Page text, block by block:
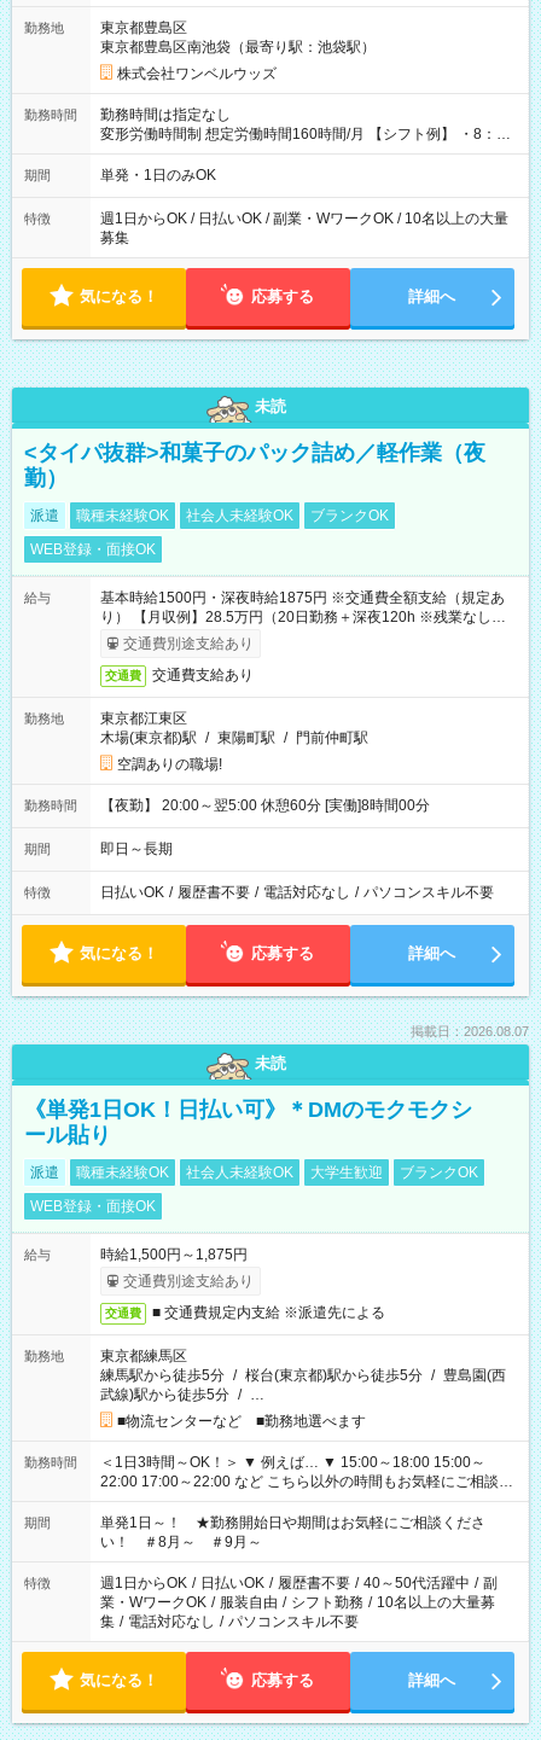
勤務地
東京都豊島区
東京都豊島区南池袋（最寄り駅：池袋駅）
株式会社ワンベルウッズ
勤務時間
勤務時間は指定なし
変形労働時間制 想定労働時間160時間/月 【シフト例】 ・8：00
～21：00
期間 単発・1日のみOK
特徴
週1日からOK / 日払いOK / 副業・WワークOK / 10名以上の大量
募集
気になる！ 応募する 詳細へ
未読
<タイパ抜群>和菓子のパック詰め／軽作業（夜
勤）
派遣 職種未経験OK 社会人未経験OK
ブランクOK
WEB登録・面接OK
給与
基本時給1500円・深夜時給1875円 ※交通費全額支給（規定あ
り） 【月収例】28.5万円（20日勤務＋深夜120h ※残業なしの場
合）交通費別途支給あり
交通費 交通費支給あり
勤務地
東京都江東区
木場(東京都)駅 / 東陽町駅 / 門前仲町駅
空調ありの職場!
勤務時間 【夜勤】 20:00～翌5:00 休憩60分 [実働]8時間00分
期間 即日～長期
特徴 日払いOK / 履歴書不要 / 電話対応なし / パソコンスキル不要
気になる！ 応募する 詳細へ
掲載日：2026.08.07
未読
《単発1日OK！日払い可》＊DMのモクモクシ
ール貼り
派遣 職種未経験OK 社会人未経験OK 大学生歓迎
ブランクOK
WEB登録・面接OK
給与
時給1,500円～1,875円
交通費別途支給あり
交通費 ■ 交通費規定内支給 ※派遣先による
勤務地
東京都練馬区
練馬駅から徒歩5分 / 桜台(東京都)駅から徒歩5分 / 豊島園(西
武線)駅から徒歩5分 / …
■物流センターなど ■勤務地選べます
勤務時間
＜1日3時間～OK！＞ ▼ 例えば… ▼ 15:00～18:00 15:00～
22:00 17:00～22:00 など こちら以外の時間もお気軽にご相談く
ださい！
期間
単発1日～！ ★勤務開始日や期間はお気軽にご相談くださ
い！ ＃8月～ ＃9月～
特徴 週1日からOK / 日払いOK / 履歴書不要 / 40～50代活躍中 / 副
業・WワークOK / 服装自由 / シフト勤務 / 10名以上の大量募
集 / 電話対応なし / パソコンスキル不要
気になる！ 応募する 詳細へ